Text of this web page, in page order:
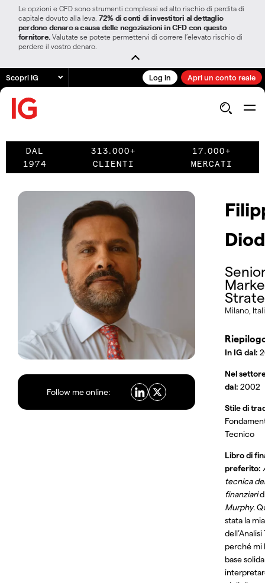
Le opzioni e CFD sono strumenti complessi ad alto rischio di perdita di
capitale dovuto alla leva. 72% di conti di investitori al dettaglio
perdono denaro a causa delle negoziazioni in CFD con questo
fornitore. Valutate se potete permettervi di correre l’elevato rischio di
perdere il vostro denaro.
Scopri IG Log in Apri un conto reale
DAL
1974
313.000+
CLIENTI
17.000+
MERCATI
Milano,
Follow me online:
In IG dal:
Nel
dal: 2002
Stile di
Tecnico
Libro di
preferito:
tecnica
finanziari
Murphy.
stata la
perché mi
base